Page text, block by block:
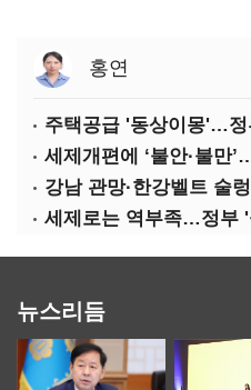
홍연
세제로는 역부족…정부
뉴스리듬